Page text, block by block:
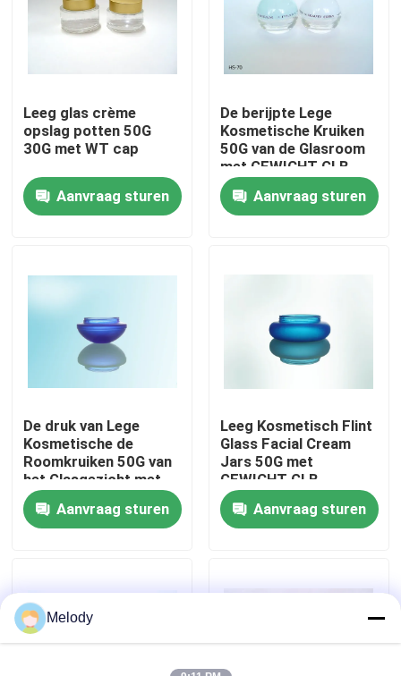
Thuis
Producten
Fabriekstocht
Neem contact met ons op
Vraag een offerte
kosmetische glasflessen
De Flessen van het parfumglas
Leeg glas crème
opslag potten 50G
30G met WT cap
Aanvraag sturen
De berijpte Lege
Kosmetische Kruiken
50G van de Glasroom
met GEWICHT GLB
Aanvraag sturen
De druk van Lege
Kosmetische de
Roomkruiken 50G van
het Glasgezicht met
GEWICHT GLB
Aanvraag sturen
Leeg Kosmetisch Flint
Glass Facial Cream
Jars 50G met
GEWICHT GLB
Aanvraag sturen
Melody